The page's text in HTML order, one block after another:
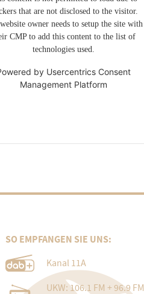
that are not disclosed to the visitor.
owner needs to setup the site with
CMP to add this content to the list of
technologies used.
by Usercentrics Consent
Management Platform
SO EMPFANGEN SIE UNS:
Kanal 11A
UKW: 106.1 FM + 96.9 FM